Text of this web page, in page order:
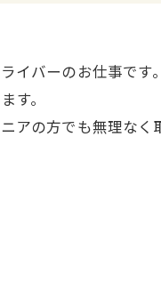
イバーのお仕事です。
す。
の方でも無理なく